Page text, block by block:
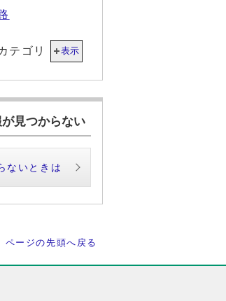
テゴリ 表示
見つからない
ないときは
ページの先頭へ戻る